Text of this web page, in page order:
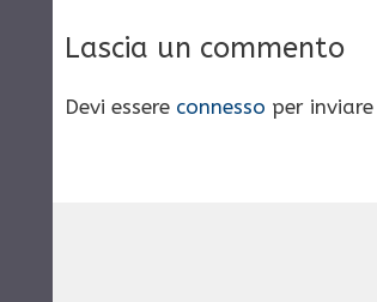
Lascia un commento
Devi essere connesso per